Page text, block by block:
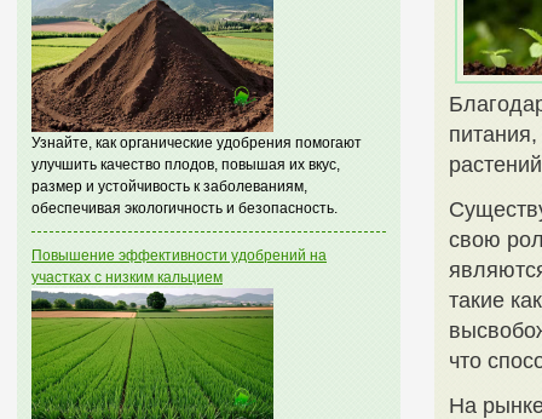
Узнайте, как органические удобрения помогают
улучшить качество плодов, повышая их вкус,
размер и устойчивость к заболеваниям,
обеспечивая экологичность и безопасность.
Повышение эффективности удобрений на
участках с низким кальцием
свою
такие
что
На